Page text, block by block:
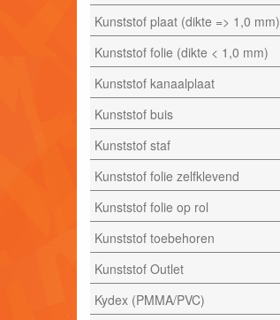
Kunststof plaat (dikte => 1,0 mm)
Kunststof folie (dikte < 1,0 mm)
Kunststof kanaalplaat
Kunststof buis
Kunststof staf
Kunststof folie zelfklevend
Kunststof folie op rol
Kunststof toebehoren
Kunststof Outlet
Kydex (PMMA/PVC)